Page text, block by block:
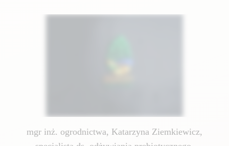
mgr inż. ogrodnictwa, Katarzyna Ziemkiewicz,